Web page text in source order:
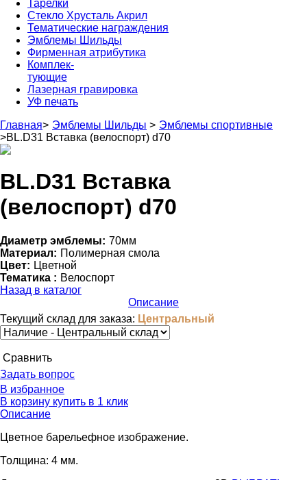
Тарелки
Стекло Хрусталь Акрил
Тематические награждения
Эмблемы Шильды
Фирменная атрибутика
Комплек-
тующие
Лазерная гравировка
УФ печать
Главная> Эмблемы Шильды > Эмблемы спортивные
>BL.D31 Вставка (велоспорт) d70
BL.D31 Вставка
(велоспорт) d70
Диаметр эмблемы: 70мм
Материал: Полимерная смола
Цвет: Цветной
Тематика : Велоспорт
Назад в каталог
Описание
Текущий склад для заказа: Центральный
Cравнить
Задать вопрос
В избранное
В корзину купить в 1 клик
Описание
Цветное барельефное изображение.
Толщина: 4 мм.